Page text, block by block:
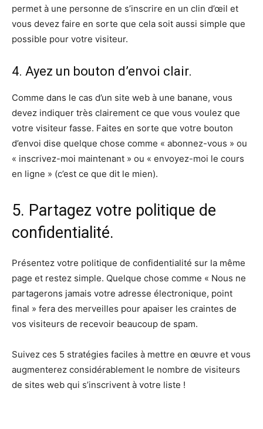
permet à une personne de s’inscrire en un clin d’œil et
vous devez faire en sorte que cela soit aussi simple que
possible pour votre visiteur.
4. Ayez un bouton d’envoi clair.
Comme dans le cas d’un site web à une banane, vous
devez indiquer très clairement ce que vous voulez que
votre visiteur fasse. Faites en sorte que votre bouton
d’envoi dise quelque chose comme « abonnez-vous » ou
« inscrivez-moi maintenant » ou « envoyez-moi le cours
en ligne » (c’est ce que dit le mien).
5. Partagez votre politique de
confidentialité.
Présentez votre politique de confidentialité sur la même
page et restez simple. Quelque chose comme « Nous ne
partagerons jamais votre adresse électronique, point
final » fera des merveilles pour apaiser les craintes de
vos visiteurs de recevoir beaucoup de spam.
Suivez ces 5 stratégies faciles à mettre en œuvre et vous
augmenterez considérablement le nombre de visiteurs
de sites web qui s’inscrivent à votre liste !